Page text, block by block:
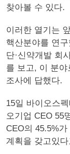
찾아볼 수 있다.
이러한 열기는
핵산분야를 연
단·신약개발 회
를 보고, 이 분
조사에 답했다.
15일 바이오스
오기업 CEO 55
CEO의 45.5%
계획을 갖고있